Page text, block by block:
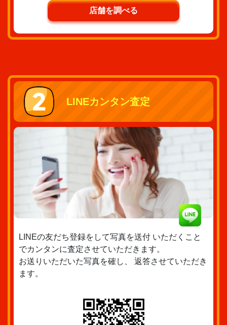
店舗を調べる
LINEカンタン査定
LINEの友だち登録をして写真を送付 いただくこと
でカンタンに査定させていただきます。
お送りいただいた写真を確し、 返答させていただき
ます。